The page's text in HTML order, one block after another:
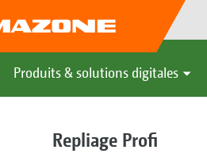
Produits & solutions digitales
Repliage Profi